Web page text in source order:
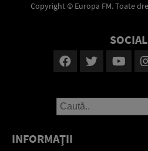
Copyright © Europa FM. Toate
SOCIAL
INFORMAŢII